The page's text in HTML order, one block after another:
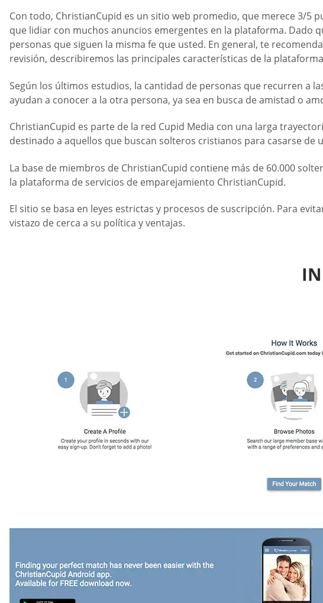
Con todo, ChristianCupid es un sitio web promedio, que merece 3/5
que lidiar con muchos anuncios emergentes en la plataforma.
personas que siguen la misma fe que usted. En general, te
revisión, describiremos las principales características de la
Según los últimos estudios, la cantidad de personas que recurren a
ayudan a conocer a la otra persona, ya sea en busca de amistad o
ChristianCupid es parte de la red Cupid Media con una larga
destinado a aquellos que buscan solteros cristianos para casarse
La base de miembros de ChristianCupid contiene más de 60.000
la plataforma de servicios de emparejamiento ChristianCupid.
El sitio se basa en leyes estrictas y procesos de suscripción. Para
vistazo de cerca a su política y ventajas.